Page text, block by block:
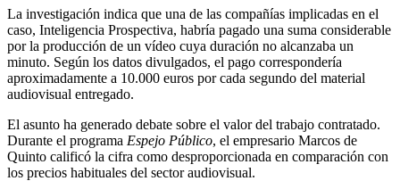
La investigación indica que una de las compañías implicadas en el
caso, Inteligencia Prospectiva, habría pagado una suma considerable
por la producción de un vídeo cuya duración no alcanzaba un
minuto. Según los datos divulgados, el pago correspondería
aproximadamente a 10.000 euros por cada segundo del material
audiovisual entregado.
El asunto ha generado debate sobre el valor del trabajo contratado.
Durante el programa Espejo Público, el empresario Marcos de
Quinto calificó la cifra como desproporcionada en comparación con
los precios habituales del sector audiovisual.